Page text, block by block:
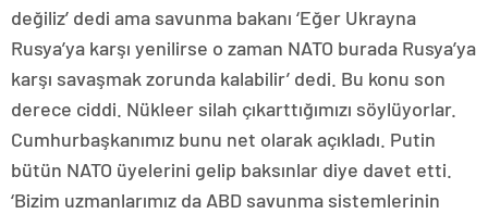
değiliz’ dedi ama savunma bakanı ‘Eğer Ukrayna
Rusya’ya karşı yenilirse o zaman NATO burada Rusya’ya
karşı savaşmak zorunda kalabilir’ dedi. Bu konu son
derece ciddi. Nükleer silah çıkarttığımızı söylüyorlar.
Cumhurbaşkanımız bunu net olarak açıkladı. Putin
bütün NATO üyelerini gelip baksınlar diye davet etti.
‘Bizim uzmanlarımız da ABD savunma sistemlerinin